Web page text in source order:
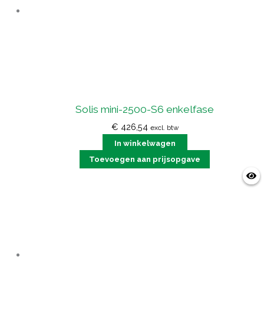
Solis mini-2500-S6 enkelfase
€ 426,54 excl. btw
In winkelwagen
Toevoegen aan prijsopgave